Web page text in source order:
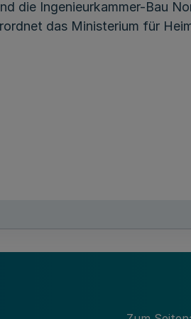
die Ingenieurkammer-Bau
das Ministerium für